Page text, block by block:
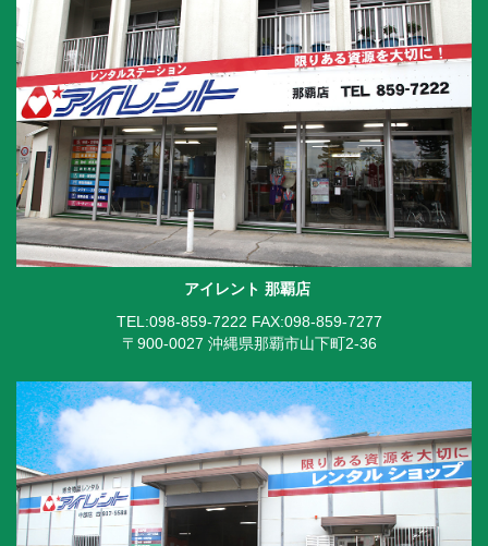
アイレント 那覇店
TEL:098-859-7222 FAX:098-859-7277
〒900-0027 沖縄県那覇市山下町2-36